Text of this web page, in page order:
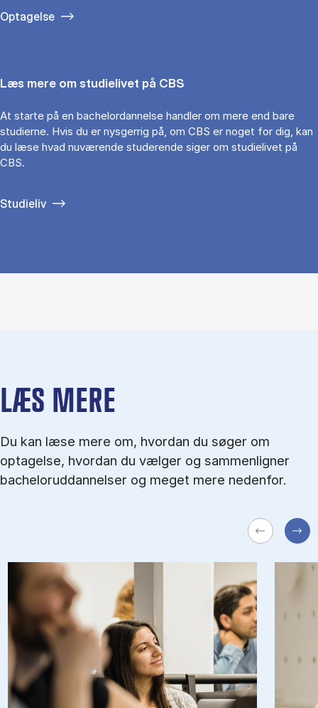
Optagelse
Læs mere om studielivet på CBS
At starte på en bachelordannelse handler om mere end bare
studierne. Hvis du er nysgerrig på, om CBS er noget for dig, kan
du læse hvad nuværende studerende siger om studielivet på
CBS.
Studieliv
LÆS MERE
Du kan læse mere om, hvordan du søger om
optagelse, hvordan du vælger og sammenligner
bacheloruddannelser og meget mere nedenfor.